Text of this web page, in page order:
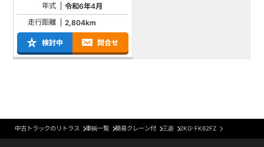
年式
令和6年4月
走行距離
2,804km
検討中 問合せ
中古トラックのリトラス 車輌一覧 簡易クレーン付 三菱 2KG-FK62FZ